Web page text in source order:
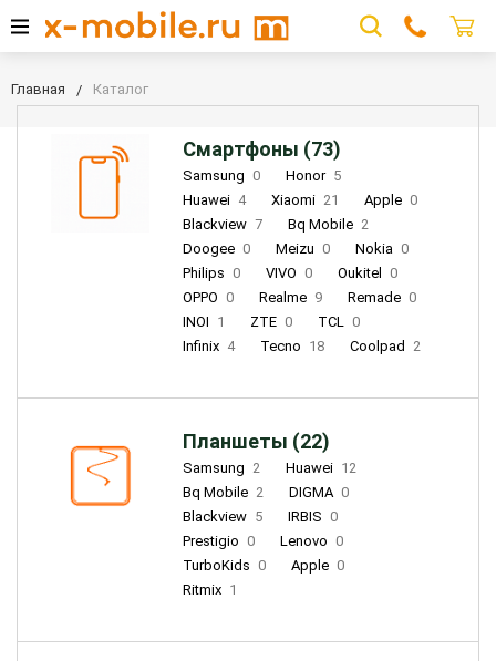
Главная Каталог
Смартфоны (73)
Samsung 0 Honor 5
Huawei 4 Xiaomi 21 Apple 0
Blackview 7 Bq Mobile 2
Doogee 0 Meizu 0 Nokia 0
Philips 0 VIVO 0 Oukitel
0
OPPO 0 Realme 9 Remade 0
INOI 1 ZTE 0 TCL 0
Infinix 4 Tecno 18 Coolpad 2
Планшеты (22)
Samsung 2 Huawei 12
Bq Mobile 2 DIGMA 0
Blackview 5 IRBIS 0
Prestigio 0 Lenovo 0
TurboKids 0 Apple 0
Ritmix 1